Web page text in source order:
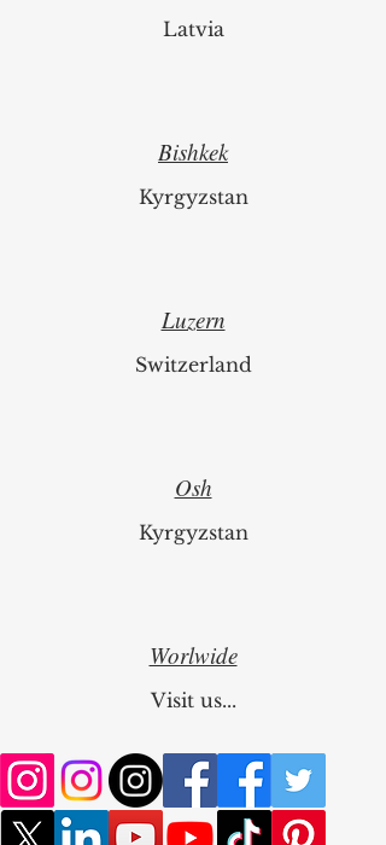
Latvia
Bishkek
Kyrgyzstan
Luzern
Switzerland
Osh
Kyrgyzstan
Worlwide
Visit us...